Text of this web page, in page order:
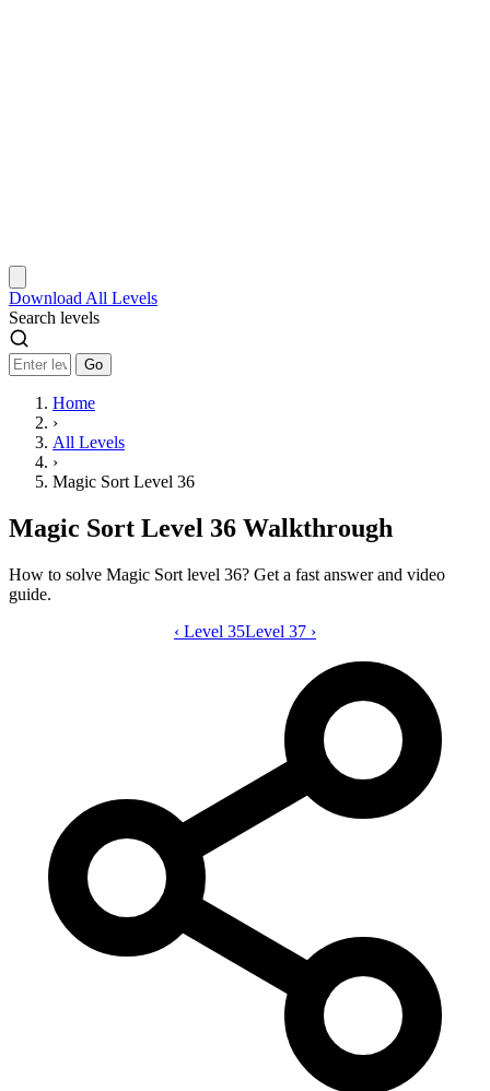
Download All Levels
Search levels
Go
Home
›
All Levels
›
Magic Sort Level 36
Magic Sort Level 36 Walkthrough
How to solve Magic Sort level 36? Get a fast answer and video
guide.
Magic Sort level 36 video guide
‹ Level 35Level 37 ›